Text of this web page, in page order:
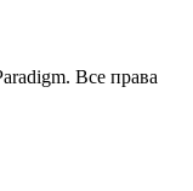
Все права